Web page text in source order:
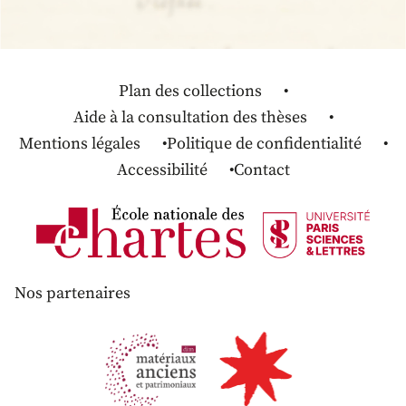
Plan des collections
Aide à la consultation des thèses
Mentions légales
Politique de confidentialité
Accessibilité
Contact
Nos partenaires